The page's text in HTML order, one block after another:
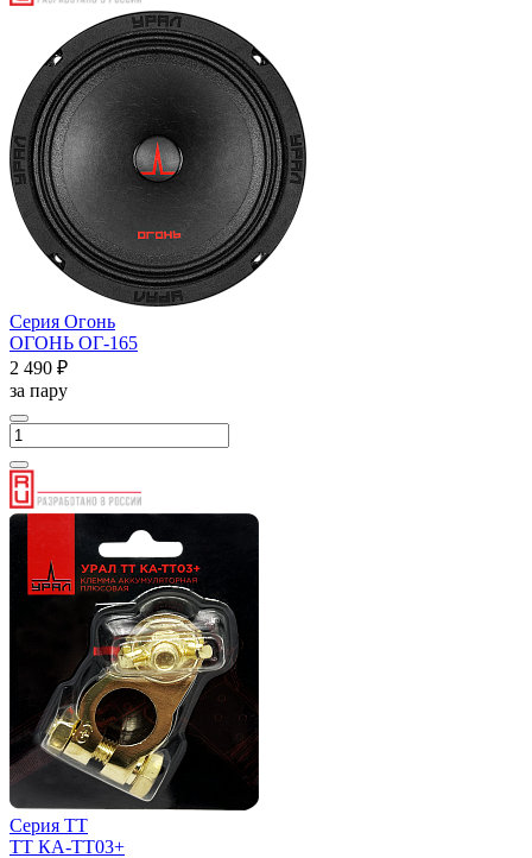
Серия Огонь
ОГОНЬ ОГ-165
2 490 ₽
за пару
Серия ТТ
ТТ КА-ТТ03+